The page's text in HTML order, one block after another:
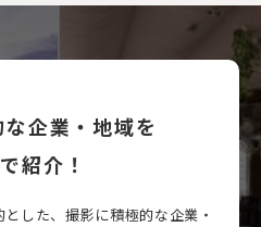
企業・地域を
で紹介！
した、撮影に積極的な企業・